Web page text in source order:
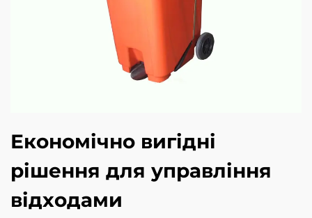
Економічно вигідні
рішення для управління
відходами